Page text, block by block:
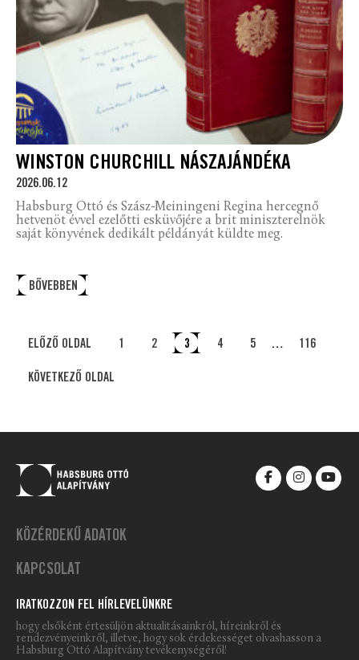
WINSTON CHURCHILL NÁSZAJÁNDÉKA
2026.06.12
Habsburg Ottó és Szász-Meiningeni Regina hercegnő
hetvenöt évvel ezelőtti esküvőjére a brit miniszterelnök
saját könyvének dedikált példányát küldte meg.
BŐVEBBEN
ELŐZŐ OLDAL 1 2 3 4 5 … 116
KÖVETKEZŐ OLDAL
KÖZÉRDEKŰ ADATOK
KAPCSOLAT
IRATKOZZON FEL HÍRLEVELÜNKRE
hogy elsőként értesüljön aktualitásainkról, híreinkről és
rendezvényeinkről, illetve, hogy sok érdekességet olvashasson a
Habsburg Ottó Alapítvány tevékenységéről!